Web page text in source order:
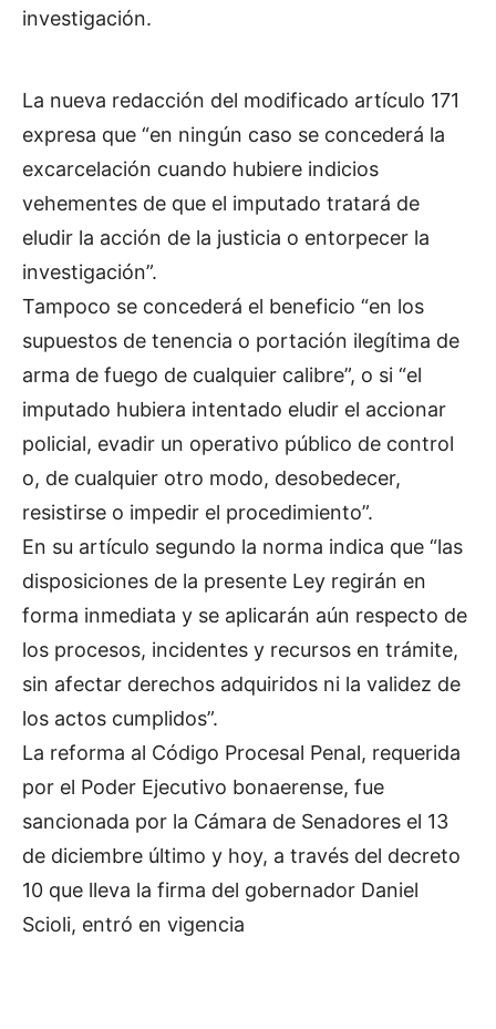
investigación.
La nueva redacción del modificado artículo 171
expresa que “en ningún caso se concederá la
excarcelación cuando hubiere indicios
vehementes de que el imputado tratará de
eludir la acción de la justicia o entorpecer la
investigación”.
Tampoco se concederá el beneficio “en los
supuestos de tenencia o portación ilegítima de
arma de fuego de cualquier calibre”, o si “el
imputado hubiera intentado eludir el accionar
policial, evadir un operativo público de control
o, de cualquier otro modo, desobedecer,
resistirse o impedir el procedimiento”.
En su artículo segundo la norma indica que “las
disposiciones de la presente Ley regirán en
forma inmediata y se aplicarán aún respecto de
los procesos, incidentes y recursos en trámite,
sin afectar derechos adquiridos ni la validez de
los actos cumplidos”.
La reforma al Código Procesal Penal, requerida
por el Poder Ejecutivo bonaerense, fue
sancionada por la Cámara de Senadores el 13
de diciembre último y hoy, a través del decreto
10 que lleva la firma del gobernador Daniel
Scioli, entró en vigencia